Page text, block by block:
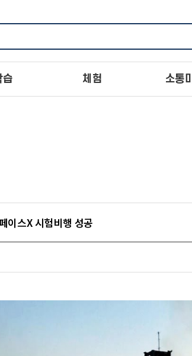
습 체험 소통
이스X 시험비행 성공